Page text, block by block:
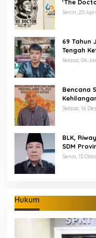
‘The
Pusako
Senin, 20
69 Tahun
Tengah
Selasa, 06
Bencana
Selasa, 16
BLK,
SDM
Senin, 13
Hukum